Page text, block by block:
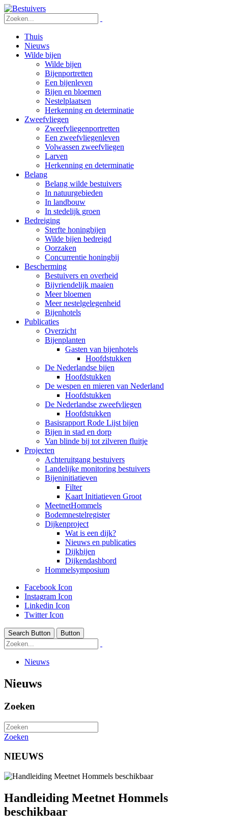
Thuis
Nieuws
Wilde bijen
Wilde bijen
Bijenportretten
Een bijenleven
Bijen en bloemen
Nestelplaatsen
Herkenning en determinatie
Zweefvliegen
Zweefvliegenportretten
Een zweefvliegenleven
Volwassen zweefvliegen
Larven
Herkenning en determinatie
Belang
Belang wilde bestuivers
In natuurgebieden
In landbouw
In stedelijk groen
Bedreiging
Sterfte honingbijen
Wilde bijen bedreigd
Oorzaken
Concurrentie honingbij
Bescherming
Bestuivers en overheid
Bijvriendelijk maaien
Meer bloemen
Meer nestelgelegenheid
Bijenhotels
Publicaties
Overzicht
Bijenplanten
Gasten van bijenhotels
Hoofdstukken
De Nederlandse bijen
Hoofdstukken
De wespen en mieren van Nederland
Hoofdstukken
De Nederlandse zweefvliegen
Hoofdstukken
Basisrapport Rode Lijst bijen
Bijen in stad en dorp
Van blinde bij tot zilveren fluitje
Projecten
Achteruitgang bestuivers
Landelijke monitoring bestuivers
Bijeninitiatieven
Filter
Kaart Initiatieven Groot
MeetnetHommels
Bodemnestelregister
Dijkenproject
Wat is een dijk?
Nieuws en publicaties
Dijkbijen
Dijkendashbord
Hommelsymposium
Facebook Icon
Instagram Icon
Linkedin Icon
Twitter Icon
Search Button Button
Nieuws
Nieuws
Zoeken
Zoeken
NIEUWS
Handleiding Meetnet Hommels
beschikbaar